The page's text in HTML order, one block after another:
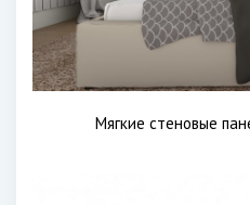
Мягкие стеновые